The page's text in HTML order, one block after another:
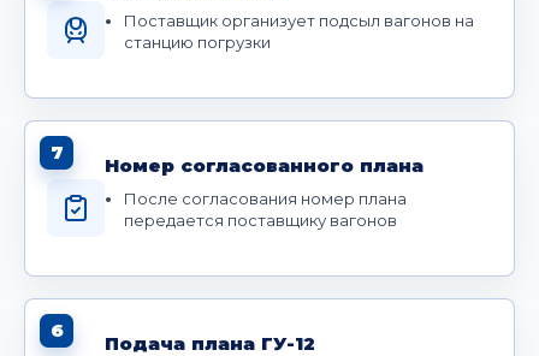
Поставщик организует подсыл вагонов на
станцию погрузки
7
Номер согласованного плана
После согласования номер плана
передается поставщику вагонов
6
Подача плана ГУ-12